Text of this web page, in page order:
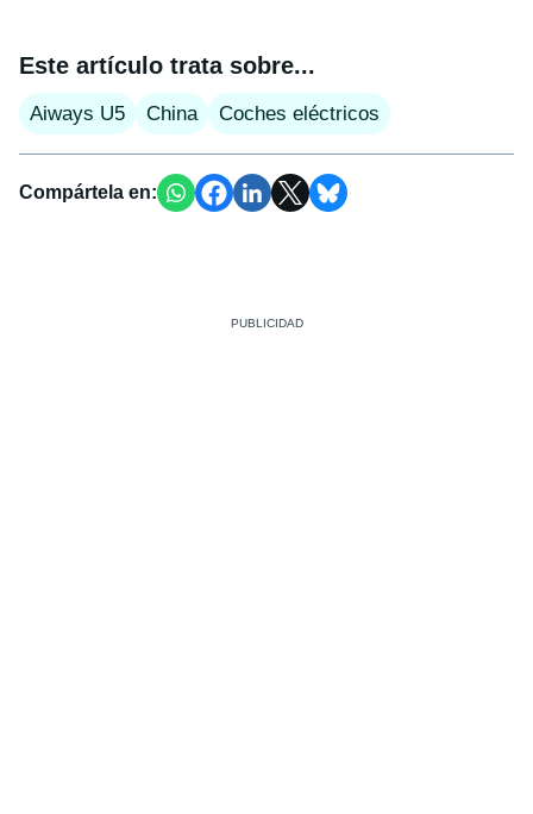
Este artículo trata sobre...
Aiways U5 China Coches eléctricos
Compártela en: